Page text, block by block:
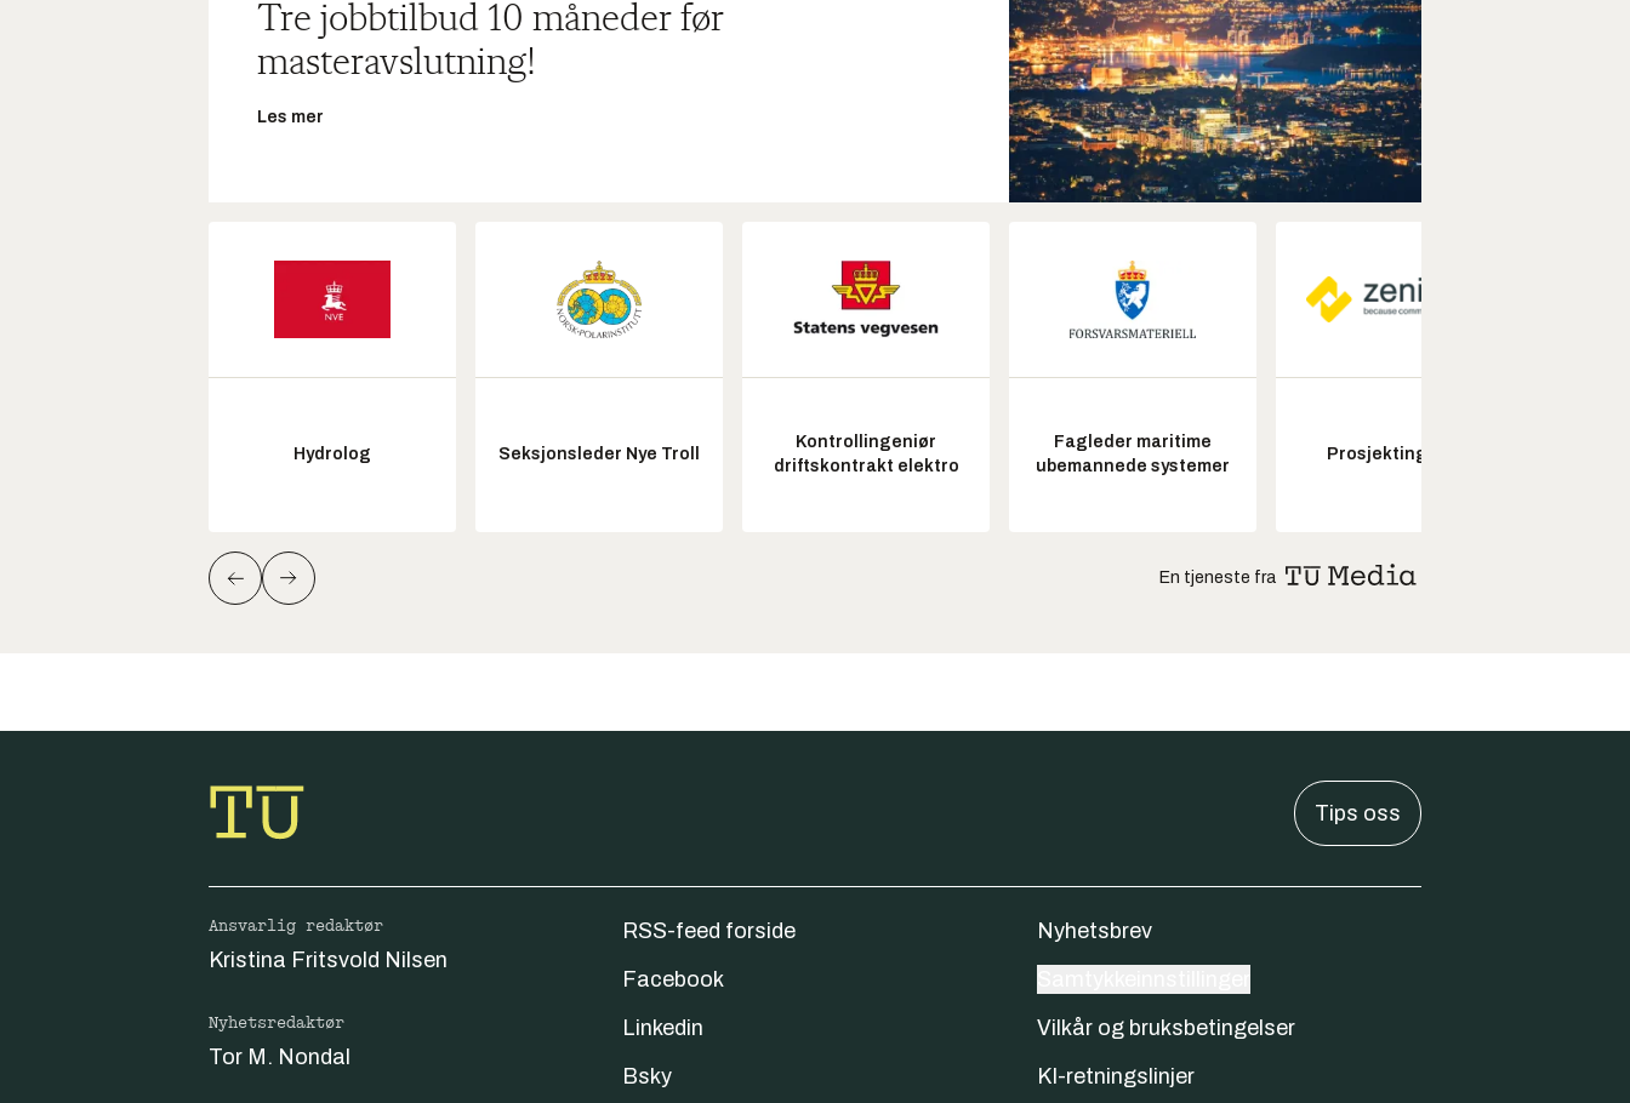
Tre jobbtilbud 10 måneder før
masteravslutning!
Les mer
Hydrolog Seksjonsleder Nye Troll
Kontrollingeniør
driftskontrakt elektro
Fagleder maritime
ubemannede systemer
Prosjektingeniør
En tjeneste fra
Tips oss
Ansvarlig redaktør
Kristina Fritsvold Nilsen
Nyhetsredaktør
Tor M. Nondal
RSS-feed forside
Facebook
Linkedin
Bsky
Nyhetsbrev
Vilkår og bruksbetingelser
KI-retningslinjer